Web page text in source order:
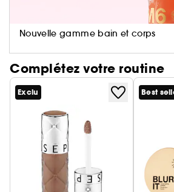
Son applicateur avec réservoir
applique la juste dose de
brillance éblouissante.
Nouvelle gamme bain et corps
Complétez votre routine
Exclu Best